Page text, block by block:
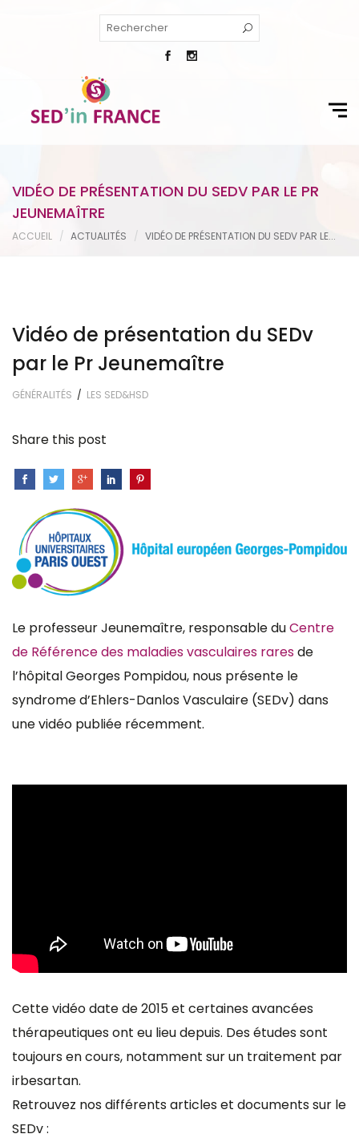
VIDÉO DE PRÉSENTATION DU SEDV PAR LE PR
JEUNEMAÎTRE
ACCUEIL ACTUALITÉS VIDÉO DE PRÉSENTATION DU SEDV PAR LE...
Vidéo de présentation du SEDv
par le Pr Jeunemaître
GÉNÉRALITÉS / LES SED&HSD
Share this post
Le professeur Jeunemaître, responsable duCentre
de Référence des maladies vasculaires raresde
l’hôpital Georges Pompidou, nous présente le
syndrome d’Ehlers-Danlos Vasculaire (SEDv) dans
une vidéo publiée récemment.
Cette vidéo date de 2015 et certaines avancées
thérapeutiques ont eu lieu depuis. Des études sont
toujours en cours, notamment sur un traitement par
irbesartan.
Retrouvez nos différents articles et documents sur le
SEDv :